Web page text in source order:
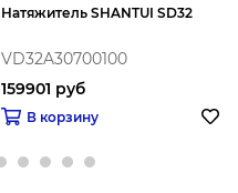
Натяжитель SHANTUI SD32
VD32A30700100
159901 руб
В корзину